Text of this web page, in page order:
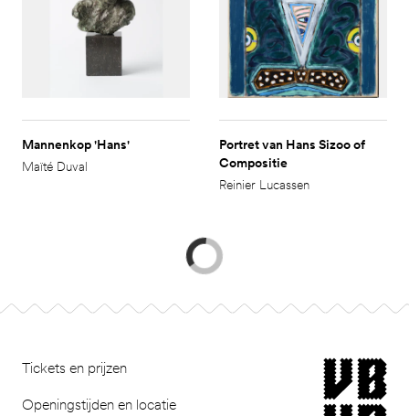
Mannenkop 'Hans'
Maïté Duval
Portret van Hans Sizoo of
Compositie
Reinier Lucassen
Tickets en prijzen
Openingstijden en locatie
museum van